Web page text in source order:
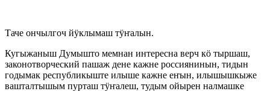
Таче ончылгоч йӱклымаш тӱҥалын.
Кугыжаныш Думышто мемнан интересна верч кӧ тыршаш,
законотворческий пашаж дене кажне россиянинын, тидын
годымак республикыште илыше кажне еҥын, илышышкыже
вашталтышым пурташ тӱҥалеш, тудым ойырен налмашке